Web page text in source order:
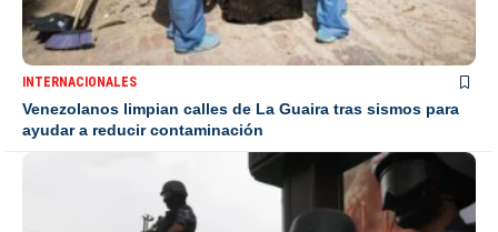
INTERNACIONALES
Venezolanos limpian calles de La Guaira tras sismos para
ayudar a reducir contaminación